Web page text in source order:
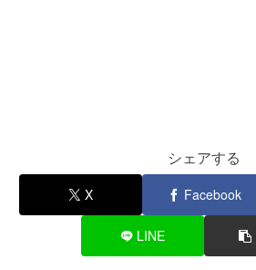
シェアする
X Facebook
LINE